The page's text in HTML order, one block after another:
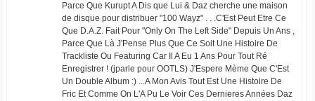
Parce Que Kurupt A Dis que Lui & Daz cherche une maison
de disque pour distribuer "100 Wayz" . . .C'Est Peut Etre Ce
Que D.A.Z. Fait Pour "Only On The Left Side" Depuis Un Ans ,
Parce Que Là J'Pense Plus Que Ce Soit Une Histoire De
Trackliste Ou Featuring Car Il A Eu 1 Ans Pour Tout Ré
Enregistrer ! (jparle pour OOTLS) J'Espere Mème Que C'Est
Un Double Album :) ...A Mon Avis Tout Est Une Histoire De
Fric Et Comme On L'A Pu Le Voir Ces Dernieres Années Daz